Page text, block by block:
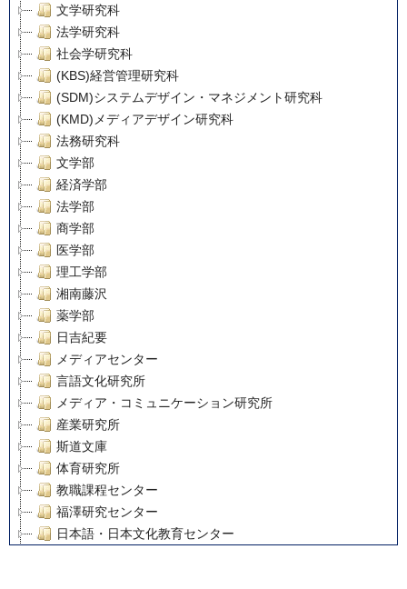
文学研究科
法学研究科
社会学研究科
(KBS)経営管理研究科
(SDM)システムデザイン・マネジメント研究科
(KMD)メディアデザイン研究科
法務研究科
文学部
経済学部
法学部
商学部
医学部
理工学部
湘南藤沢
薬学部
日吉紀要
メディアセンター
言語文化研究所
メディア・コミュニケーション研究所
産業研究所
斯道文庫
体育研究所
教職課程センター
福澤研究センター
日本語・日本文化教育センター